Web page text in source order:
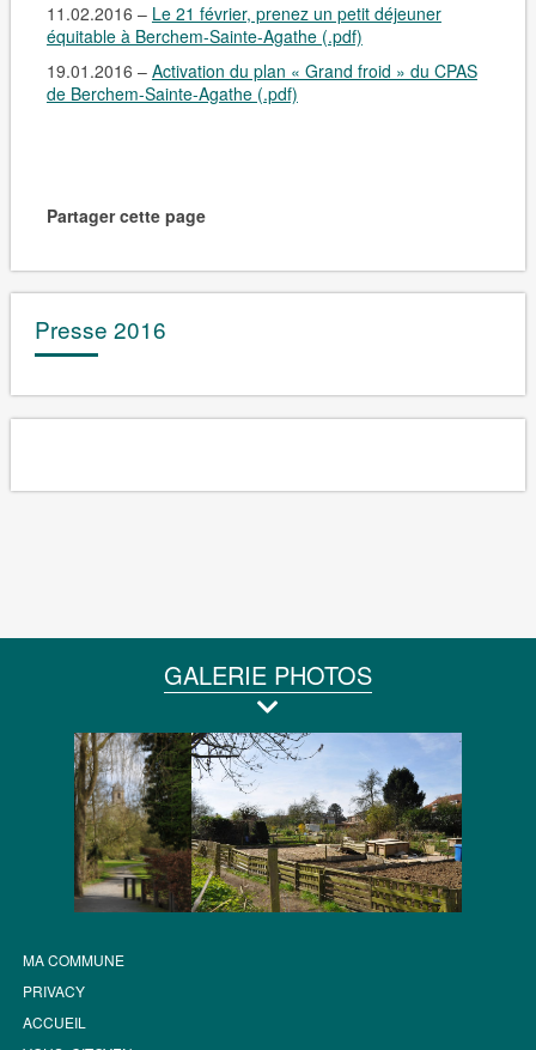
11.02.2016 – Le 21 février, prenez un petit déjeuner
équitable à Berchem-Sainte-Agathe (.pdf)
19.01.2016 – Activation du plan « Grand froid » du CPAS
de Berchem-Sainte-Agathe (.pdf)
Partager cette page
Presse 2016
GALERIE PHOTOS
MA COMMUNE
PRIVACY
ACCUEIL